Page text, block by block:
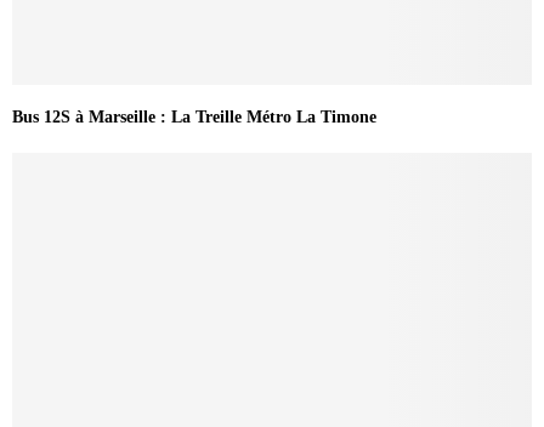
Bus 12S à Marseille : La Treille Métro La Timone